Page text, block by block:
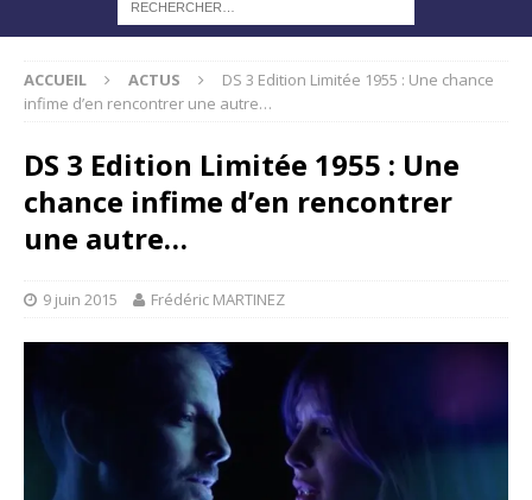
ACCUEIL ACTUS
DS 3 Edition Limitée 1955 : Une chance
infime d’en rencontrer une autre…
DS 3 Edition Limitée 1955 : Une
chance infime d’en rencontrer
une autre…
9 juin 2015 Frédéric MARTINEZ